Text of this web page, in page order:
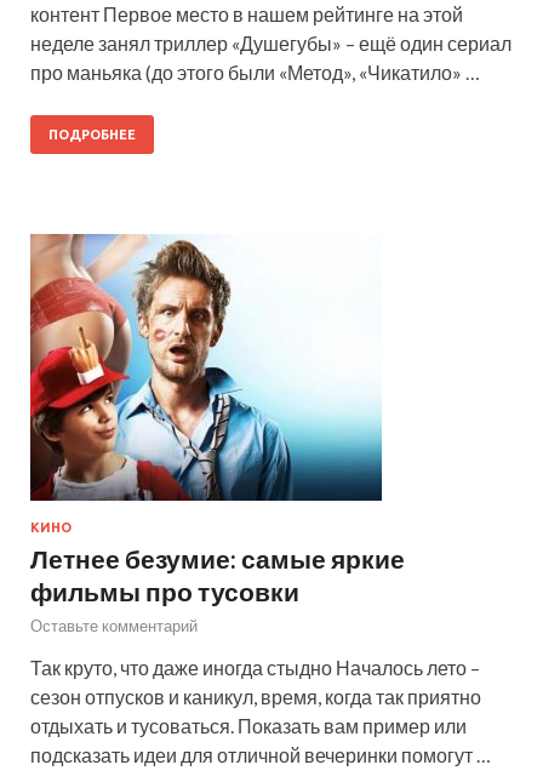
контент Первое место в нашем рейтинге на этой
неделе занял триллер «Душегубы» – ещё один сериал
про маньяка (до этого были «Метод», «Чикатило» …
ПОДРОБНЕЕ
КИНО
Летнее безумие: самые яркие
фильмы про тусовки
Оставьте комментарий
Так круто, что даже иногда стыдно Началось лето –
сезон отпусков и каникул, время, когда так приятно
отдыхать и тусоваться. Показать вам пример или
подсказать идеи для отличной вечеринки помогут …